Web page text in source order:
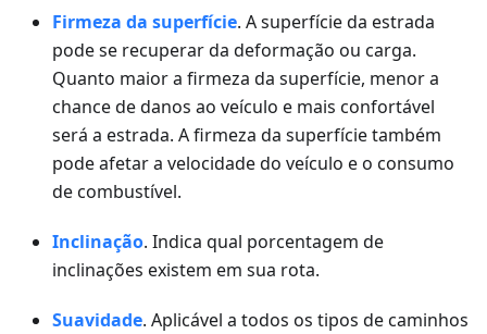
Firmeza da superfície. A superfície da estrada
pode se recuperar da deformação ou carga.
Quanto maior a firmeza da superfície, menor a
chance de danos ao veículo e mais confortável
será a estrada. A firmeza da superfície também
pode afetar a velocidade do veículo e o consumo
de combustível.
Inclinação. Indica qual porcentagem de
inclinações existem em sua rota.
Suavidade. Aplicável a todos os tipos de caminhos